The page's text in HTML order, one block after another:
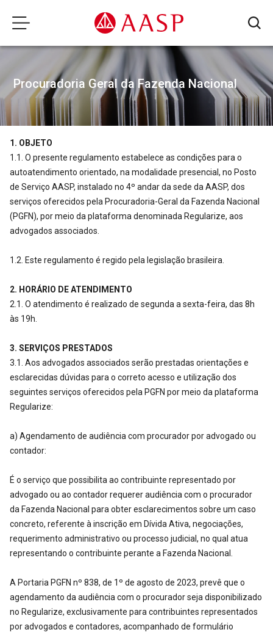
Procuradoria Geral da Fazenda Nacional
1. OBJETO
1.1. O presente regulamento estabelece as condições para o
autoatendimento orientado, na modalidade presencial, no Posto
de Serviço AASP, instalado no 4º andar da sede da AASP, dos
serviços oferecidos pela Procuradoria-Geral da Fazenda Nacional
(PGFN), por meio da plataforma denominada Regularize, aos
advogados associados.
1.2. Este regulamento é regido pela legislação brasileira.
2. HORÁRIO DE ATENDIMENTO
2.1. O atendimento é realizado de segunda a sexta-feira, das 8h
às 19h.
3. SERVIÇOS PRESTADOS
3.1. Aos advogados associados serão prestadas orientações e
esclarecidas dúvidas para o correto acesso e utilização dos
seguintes serviços oferecidos pela PGFN por meio da plataforma
Regularize:
a) Agendamento de audiência com procurador por advogado ou
contador:
É o serviço que possibilita ao contribuinte representado por
advogado ou ao contador requerer audiência com o procurador
da Fazenda Nacional para obter esclarecimentos sobre um caso
concreto, referente à inscrição em Dívida Ativa, negociações,
requerimento administrativo ou processo judicial, no qual atua
representando o contribuinte perante a Fazenda Nacional.
A Portaria PGFN nº 838, de 1º de agosto de 2023, prevê que o
agendamento da audiência com o procurador seja disponibilizado
no Regularize, exclusivamente para contribuintes representados
por advogados e contadores, acompanhado de formulário